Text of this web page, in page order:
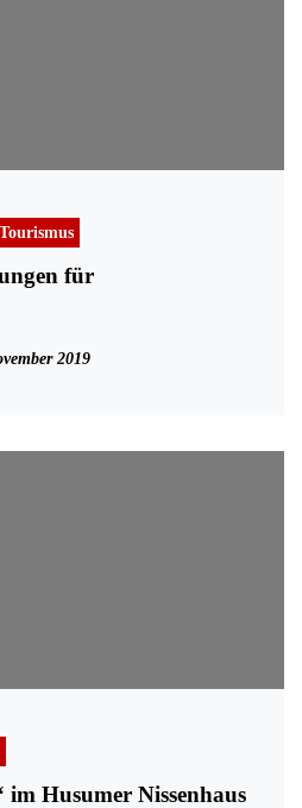
Tourismus
für
2019
im Husumer Nissenhaus